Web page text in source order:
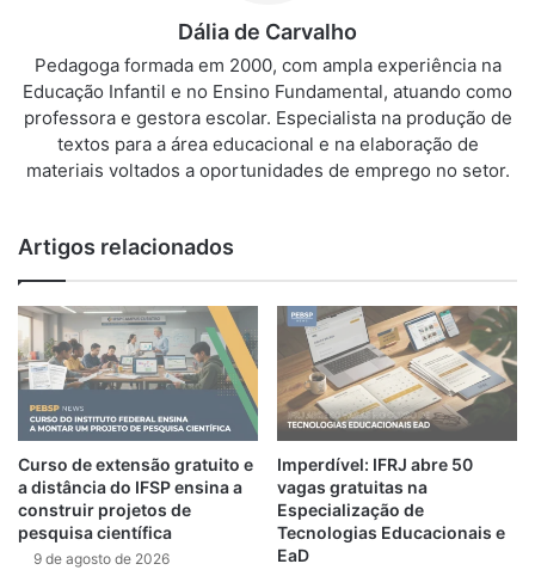
Dália de Carvalho
Pedagoga formada em 2000, com ampla experiência na
Educação Infantil e no Ensino Fundamental, atuando como
professora e gestora escolar. Especialista na produção de
textos para a área educacional e na elaboração de
materiais voltados a oportunidades de emprego no setor.
Artigos relacionados
Curso de extensão gratuito e
a distância do IFSP ensina a
construir projetos de
pesquisa científica
9 de agosto de 2026
Imperdível: IFRJ abre 50
vagas gratuitas na
Especialização de
Tecnologias Educacionais e
EaD